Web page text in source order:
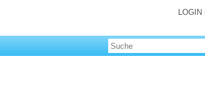
LOGIN